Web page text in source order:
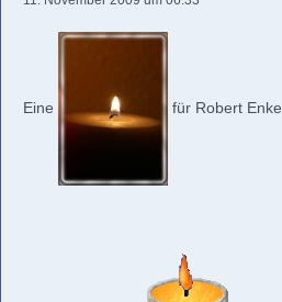
Eine für Robert Enke